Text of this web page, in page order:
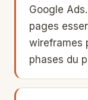
Google
pages
wireframes
phases du